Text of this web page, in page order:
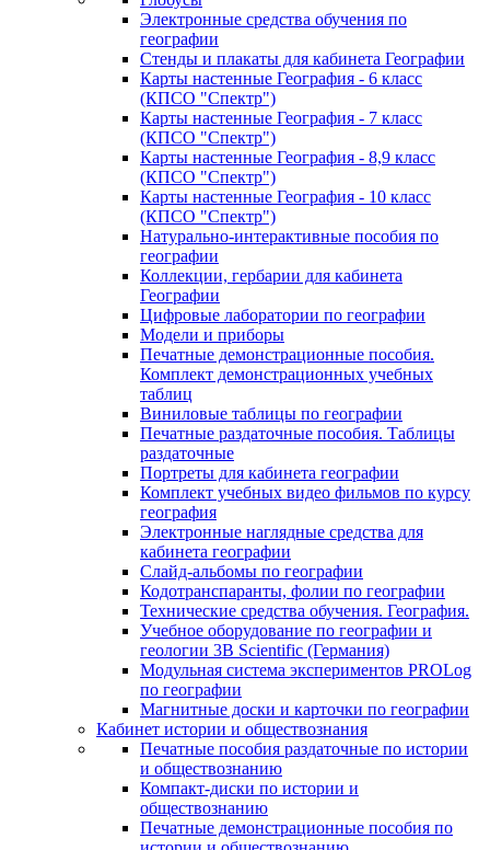
Электронные средства обучения по
географии
Стенды и плакаты для кабинета Географии
Карты настенные География - 6 класс
(КПСО "Спектр")
Карты настенные География - 7 класс
(КПСО "Спектр")
Карты настенные География - 8,9 класс
(КПСО "Спектр")
Карты настенные География - 10 класс
(КПСО "Спектр")
Натурально-интерактивные пособия по
географии
Коллекции, гербарии для кабинета
Географии
Цифровые лаборатории по географии
Модели и приборы
Печатные демонстрационные пособия.
Комплект демонстрационных учебных
таблиц
Виниловые таблицы по географии
Печатные раздаточные пособия. Таблицы
раздаточные
Портреты для кабинета географии
Комплект учебных видео фильмов по курсу
география
Электронные наглядные средства для
кабинета географии
Слайд-альбомы по географии
Кодотранспаранты, фолии по географии
Технические средства обучения. География.
Учебное оборудование по географии и
геологии 3B Scientific (Германия)
Модульная система экспериментов PROLog
по географии
Магнитные доски и карточки по географии
Кабинет истории и обществознания
Печатные пособия раздаточные по истории
и обществознанию
Компакт-диски по истории и
обществознанию
Печатные демонстрационные пособия по